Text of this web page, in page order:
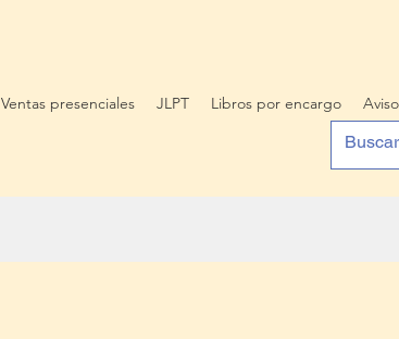
Ventas presenciales JLPT Libros por encargo